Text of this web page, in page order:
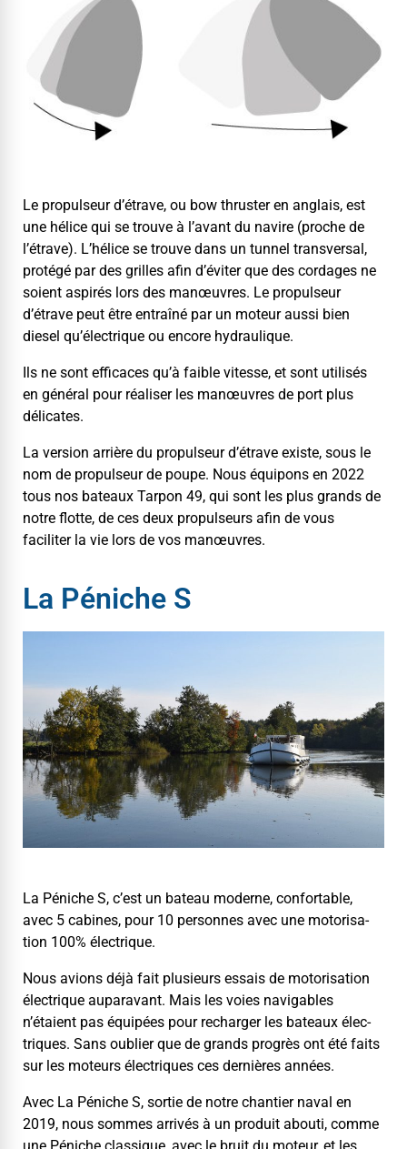
Le propulseur d’étrave, ou bow thruster en anglais, est
une hélice qui se trou­ve à l’avant du navire (proche de
l’étrave). L’hélice se trou­ve dans un tun­nel trans­ver­sal,
pro­tégé par des grilles afin d’éviter que des cordages ne
soient aspirés lors des manœu­vres. Le propulseur
d’étrave peut être entraîné par un moteur aus­si bien
diesel qu’électrique ou encore hydraulique.
Ils ne sont effi­caces qu’à faible vitesse, et sont util­isés
en général pour réalis­er les manœu­vres de port plus
délicates.
La ver­sion arrière du propulseur d’étrave existe, sous le
nom de propulseur de poupe. Nous équipons en 2022
tous nos bateaux Tar­pon 49, qui sont les plus grands de
notre flotte, de ces deux propulseurs afin de vous
faciliter la vie lors de vos manœuvres.
La Péniche S
La Péniche S, c’est un bateau mod­erne, con­fort­able,
avec 5 cab­ines, pour 10 per­son­nes avec une motori­sa­
tion 100% électrique.
Nous avions déjà fait plusieurs essais de motori­sa­tion
élec­trique aupar­a­vant. Mais les voies nav­i­ga­bles
n’étaient pas équipées pour recharg­er les bateaux élec­
triques. Sans oubli­er que de grands pro­grès ont été faits
sur les moteurs élec­triques ces dernières années.
Avec La Péniche S, sor­tie de notre chantier naval en
2019, nous sommes arrivés à un pro­duit abouti, comme